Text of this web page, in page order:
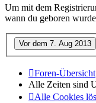
Um mit dem
wann du geboren
Foren-Übersicht
Alle Zeiten sind
Alle Cookies